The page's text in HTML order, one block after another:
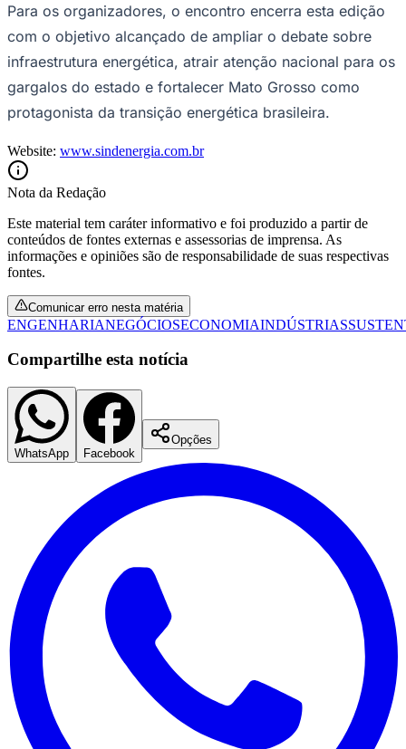
Santos
Para os organizadores, o encontro encerra esta edição
com o objetivo alcançado de ampliar o debate sobre
infraestrutura energética, atrair atenção nacional para os
gargalos do estado e fortalecer Mato Grosso como
protagonista da transição energética brasileira.
Website: www.sindenergia.com.br
Nota da Redação
Este material tem caráter informativo e foi produzido a partir de
conteúdos de fontes externas e assessorias de imprensa. As
informações e opiniões são de responsabilidade de suas respectivas
fontes.
Comunicar erro nesta matéria
ENGENHARIANEGÓCIOSECONOMIAINDÚSTRIAS
Compartilhe esta notícia
WhatsApp Facebook
Opções